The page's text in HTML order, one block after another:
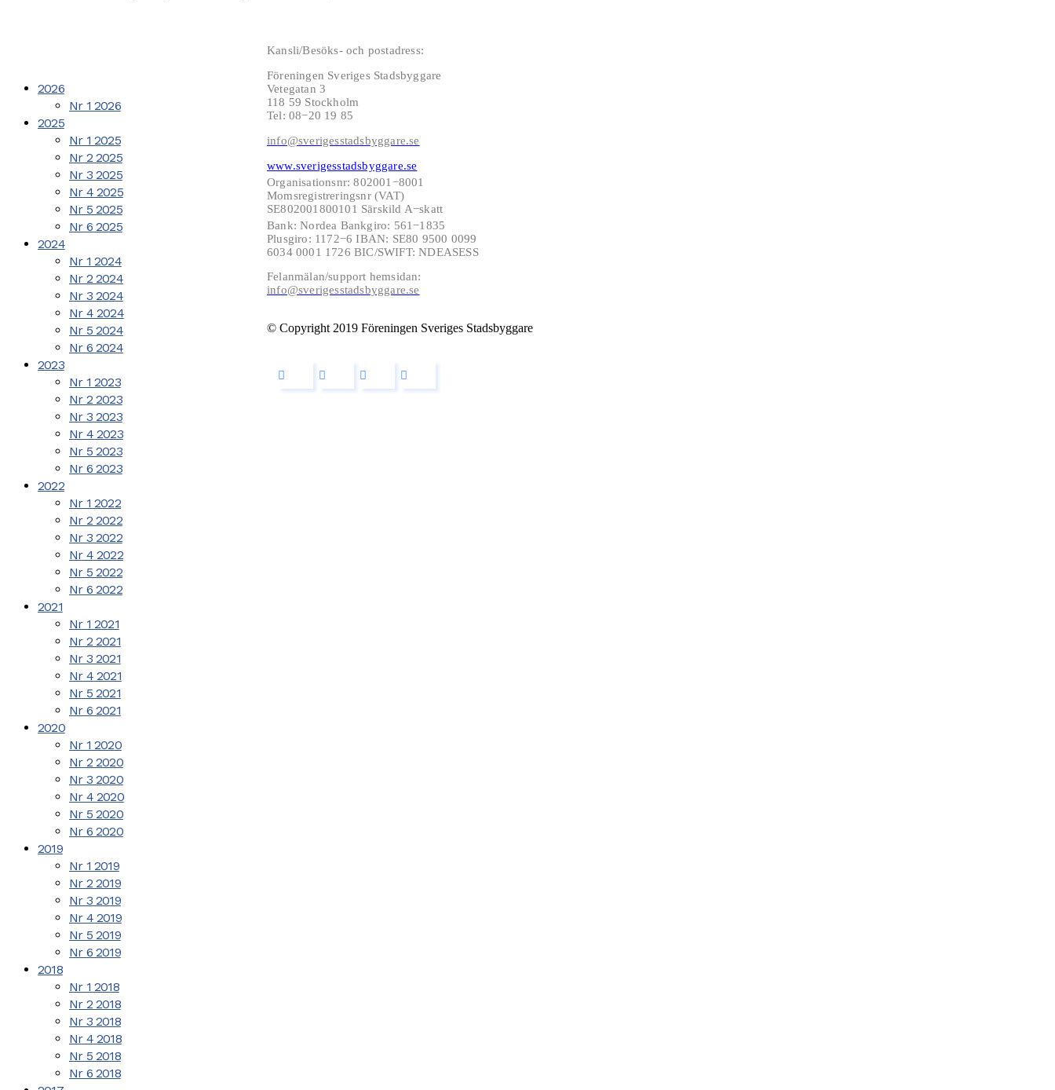
2026
Nr 1 2026
2025
Nr 1 2025
Nr 2 2025
Nr 3 2025
Nr 4 2025
Nr 5 2025
Nr 6 2025
2024
Nr 1 2024
Nr 2 2024
Nr 3 2024
Nr 4 2024
Nr 5 2024
Nr 6 2024
2023
Nr 1 2023
Nr 2 2023
Nr 3 2023
Nr 4 2023
Nr 5 2023
Nr 6 2023
2022
Nr 1 2022
Nr 2 2022
Nr 3 2022
Nr 4 2022
Nr 5 2022
Nr 6 2022
2021
Nr 1 2021
Nr 2 2021
Nr 3 2021
Nr 4 2021
Nr 5 2021
Nr 6 2021
2020
Nr 1 2020
Nr 2 2020
Nr 3 2020
Nr 4 2020
Nr 5 2020
Nr 6 2020
2019
Nr 1 2019
Nr 2 2019
Nr 3 2019
Nr 4 2019
Nr 5 2019
Nr 6 2019
2018
Nr 1 2018
Nr 2 2018
Nr 3 2018
Nr 4 2018
Nr 5 2018
Nr 6 2018
Kansli/Besöks- och postadress:
Föreningen Sveriges Stadsbyggare
Vetegatan 3
118 59 Stockholm
Tel: 08−20 19 85
info@sverigesstadsbyggare.se
www.sverigesstadsbyggare.se
Organisationsnr: 802001−8001
Momsregistreringsnr (VAT)
SE802001800101 Särskild A−skatt
Bank: Nordea Bankgiro: 561−1835
Plusgiro: 1172−6 IBAN: SE80 9500 0099
6034 0001 1726 BIC/SWIFT: NDEASESS
Felanmälan/support hemsidan:
info@sverigesstadsbyggare.se
© Copyright 2019 Föreningen Sveriges Stadsbyggare